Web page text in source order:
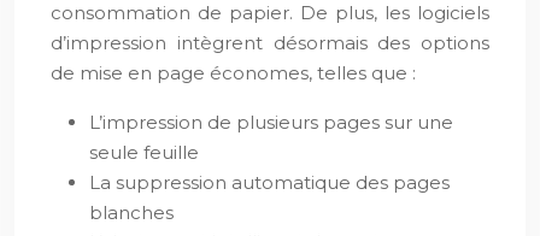
consommation de papier. De plus, les logiciels
d’impression intègrent désormais des options
de mise en page économes, telles que :
L’impression de plusieurs pages sur une
seule feuille
La suppression automatique des pages
blanches